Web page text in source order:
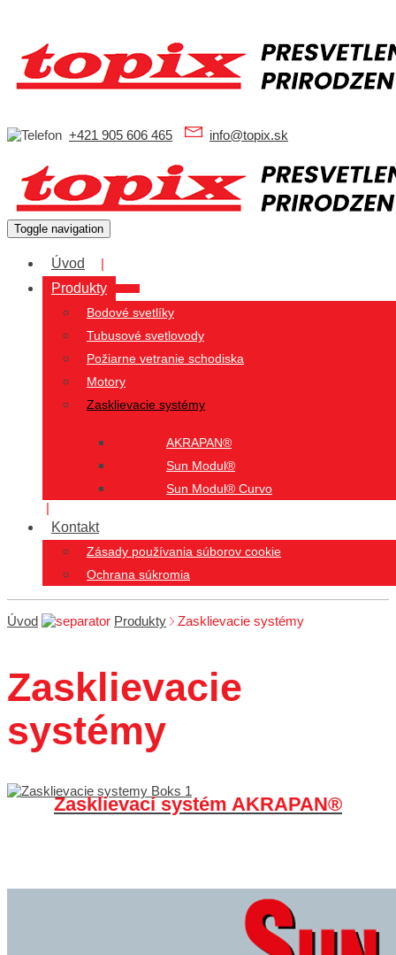
+421 905 606 465 info@topix.sk
Toggle navigation
Úvod
Produkty
Bodové svetlíky
Tubusové svetlovody
Požiarne vetranie schodiska
Motory
Zasklievacie systémy
AKRAPAN®
Sun Modul®
Sun Modul® Curvo
Kontakt
Zásady používania súborov cookie
Ochrana súkromia
Úvod Produkty Zasklievacie systémy
Zasklievacie
systémy
Zasklievací systém AKRAPAN®